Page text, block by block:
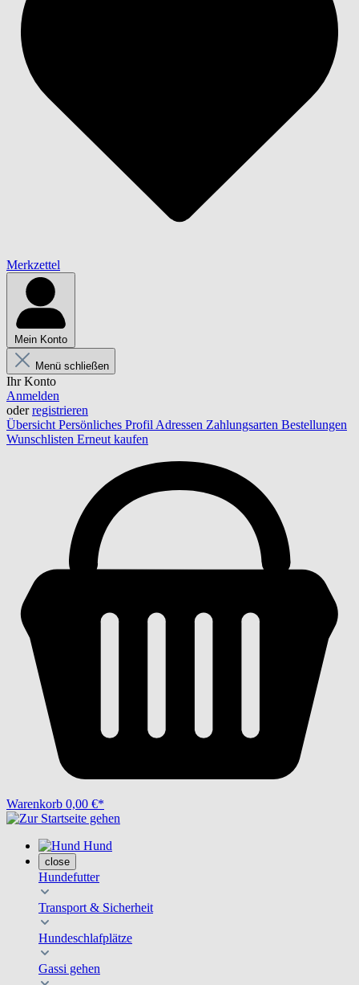
Merkzettel
Mein Konto
Menü schließen
Ihr Konto
Anmelden
oderregistrieren
Übersicht Persönliches Profil Adressen Zahlungsarten Bestellungen
Wunschlisten Erneut kaufen
Warenkorb 0,00 €*
Hund
close
Hundefutter
Transport & Sicherheit
Hundeschlafplätze
Gassi gehen